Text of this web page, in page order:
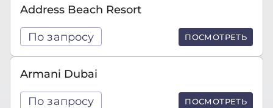
Address Beach Resort
По запросу ПОСМОТРЕТЬ
Armani Dubai
По запросу ПОСМОТРЕТЬ